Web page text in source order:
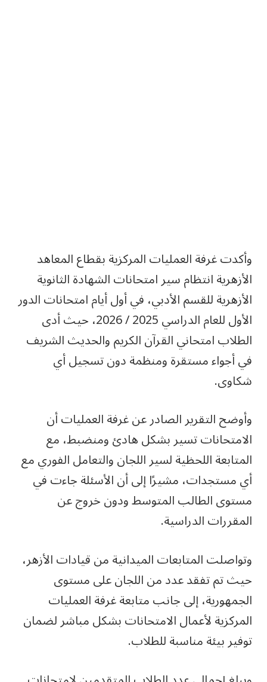
وأكدت غرفة العمليات المركزية بقطاع المعاهد
الأزهرية انتظام سير امتحانات الشهادة الثانوية
الأزهرية للقسم الأدبي، في أول أيام امتحانات الدور
الأول للعام الدراسي 2025 / 2026، حيث أدى
الطلاب امتحاني القرآن الكريم والحديث الشريف
في أجواء مستقرة ومنظمة دون تسجيل أي
شكاوى.
وأوضح التقرير الصادر عن غرفة العمليات أن
الامتحانات تسير بشكل هادئ ومنضبط، مع
المتابعة اللحظية لسير اللجان والتعامل الفوري مع
أي مستجدات، مشيرًا إلى أن الأسئلة جاءت في
مستوى الطالب المتوسط ودون خروج عن
المقررات الدراسية.
وتواصلت المتابعات الميدانية من قيادات الأزهر،
حيث تم تفقد عدد من اللجان على مستوى
الجمهورية، إلى جانب متابعة غرفة العمليات
المركزية لأعمال الامتحانات بشكل مباشر لضمان
توفير بيئة مناسبة للطلاب.